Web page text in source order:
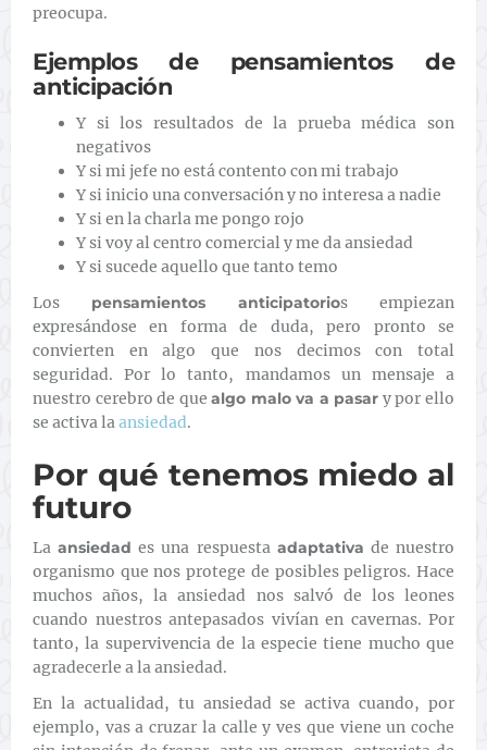
preocupa.
Ejemplos de pensamientos de
anticipación
Y si los resultados de la prueba médica son
negativos
Y si mi jefe no está contento con mi trabajo
Y si inicio una conversación y no interesa a nadie
Y si en la charla me pongo rojo
Y si voy al centro comercial y me da ansiedad
Y si sucede aquello que tanto temo
Los pensamientos anticipatorios empiezan
expresándose en forma de duda, pero pronto se
convierten en algo que nos decimos con total
seguridad. Por lo tanto, mandamos un mensaje a
nuestro cerebro de quealgo malo va a pasar y por ello
se activa laansiedad.
Por qué tenemos miedo al
futuro
Laansiedad es una respuesta adaptativa de nuestro
organismo que nos protege de posibles peligros. Hace
muchos años, la ansiedad nos salvó de los leones
cuando nuestros antepasados vivían en cavernas. Por
tanto, la supervivencia de la especie tiene mucho que
agradecerle a la ansiedad.
En la actualidad, tu ansiedad se activa cuando, por
ejemplo, vas a cruzar la calle y ves que viene un coche